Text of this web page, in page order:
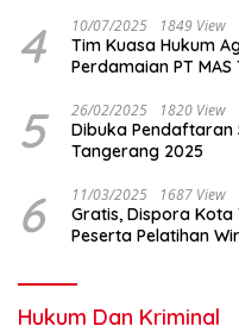
4 10/07/2025 1849 View
Tim Kuasa Hukum
Perdamaian PT
5 26/02/2025 1820 View
Dibuka Pendaftaran
Tangerang 2025
6 11/03/2025 1687 View
Gratis, Dispora
Peserta Pelatihan
Hukum Dan Kriminal